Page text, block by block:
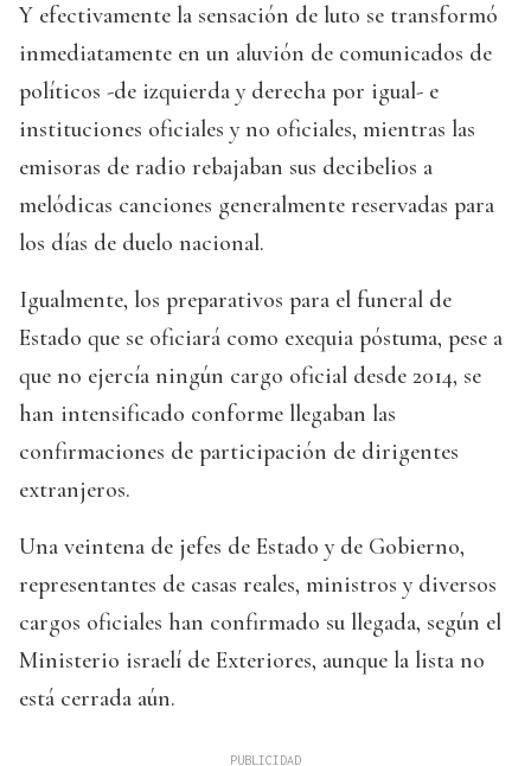
Y efectivamente la sensación de luto se transformó
inmediatamente en un aluvión de comunicados de
políticos -de izquierda y derecha por igual- e
instituciones oficiales y no oficiales, mientras las
emisoras de radio rebajaban sus decibelios a
melódicas canciones generalmente reservadas para
los días de duelo nacional.
Igualmente, los preparativos para el funeral de
Estado que se oficiará como exequia póstuma, pese a
que no ejercía ningún cargo oficial desde 2014, se
han intensificado conforme llegaban las
confirmaciones de participación de dirigentes
extranjeros.
Una veintena de jefes de Estado y de Gobierno,
representantes de casas reales, ministros y diversos
cargos oficiales han confirmado su llegada, según el
Ministerio israelí de Exteriores, aunque la lista no
está cerrada aún.